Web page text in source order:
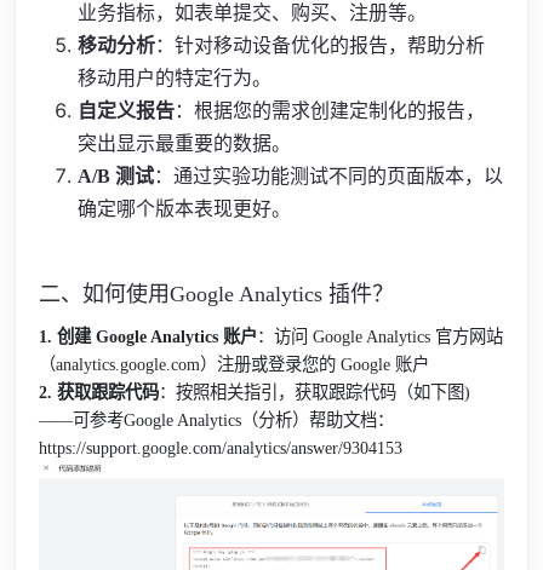
业务指标，如表单提交、购买、注册等。
移动分析：针对移动设备优化的报告，帮助分析
移动用户的特定行为。
自定义报告：根据您的需求创建定制化的报告，
突出显示最重要的数据。
A/B 测试：通过实验功能测试不同的页面版本，以
确定哪个版本表现更好。
二、如何使用Google Analytics 插件？
1. 创建 Google Analytics 账户：访问 Google Analytics 官方网站
（analytics.google.com）注册或登录您的 Google 账户
2. 获取跟踪代码：按照相关指引，获取跟踪代码（如下图)
——可参考Google Analytics（分析）帮助文档：
https://support.google.com/analytics/answer/9304153